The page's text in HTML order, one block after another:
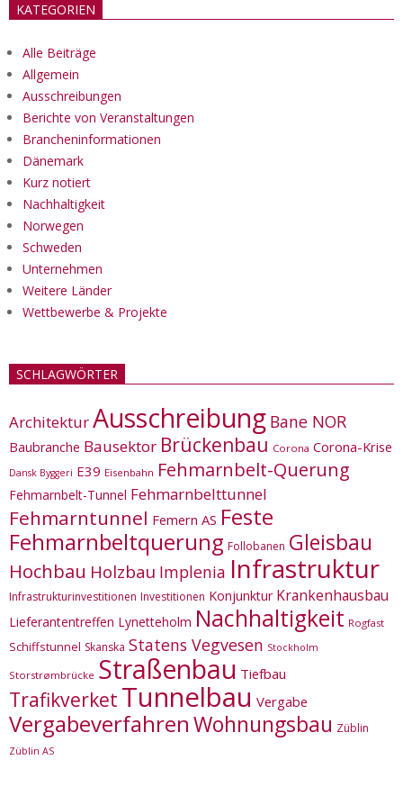
KATEGORIEN
Alle Beiträge
Allgemein
Ausschreibungen
Berichte von Veranstaltungen
Brancheninformationen
Dänemark
Kurz notiert
Nachhaltigkeit
Norwegen
Schweden
Unternehmen
Weitere Länder
Wettbewerbe & Projekte
SCHLAGWÖRTER
ArchitekturAusschreibung Bane NOR
Baubranche Bausektor Brückenbau Corona Corona-Krise
Dansk Byggeri E39 Eisenbahn Fehmarnbelt-Querung
Fehmarnbelt-Tunnel Fehmarnbelttunnel
Fehmarntunnel Femern AS Feste
Fehmarnbeltquerung Follobanen Gleisbau
Hochbau Holzbau Implenia Infrastruktur
Infrastrukturinvestitionen Investitionen Konjunktur Krankenhausbau
Lieferantentreffen Lynetteholm Nachhaltigkeit Rogfast
Schiffstunnel Skanska Statens Vegvesen Stockholm
Storstrømbrücke Straßenbau Tiefbau
Trafikverket Tunnelbau Vergabe
VergabeverfahrenWohnungsbau Züblin
Züblin AS